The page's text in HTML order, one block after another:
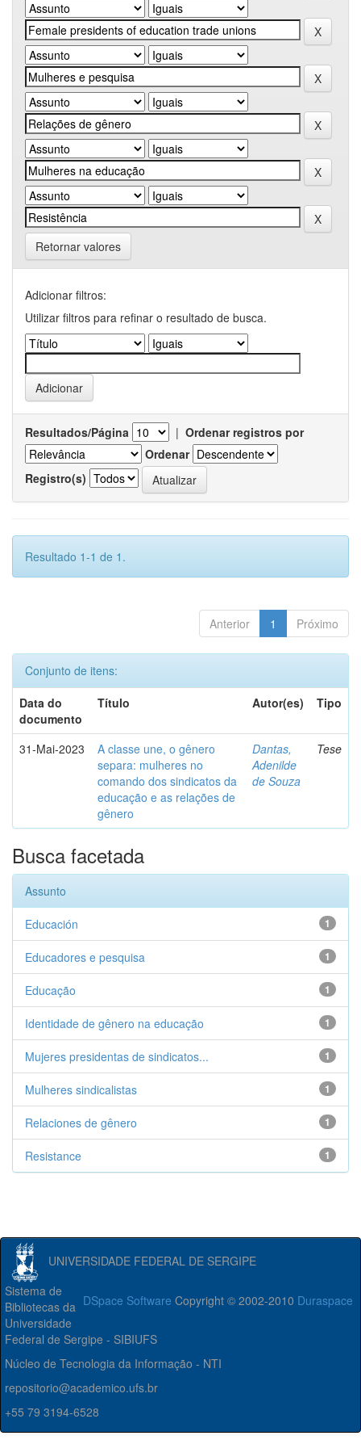
Retornar valores
Adicionar filtros:
Utilizar filtros para refinar o resultado de busca.
Resultados/Página | Ordenar registros por
Ordenar
Registro(s)
Resultado 1-1 de 1.
Anterior 1 Próximo
Conjunto de itens:
Data do
documento
Título Autor(es) Tipo
31-Mai-2023
A classe une, o gênero
separa: mulheres no
comando dos sindicatos da
educação e as relações de
gênero
Dantas,
Adenilde
de Souza
Tese
Busca facetada
Assunto
1
Educación
1
Educadores e pesquisa
1
Educação
1
Identidade de gênero na educação
1
Mujeres presidentas de sindicatos...
1
Mulheres sindicalistas
1
Relaciones de gênero
1
Resistance
UNIVERSIDADE FEDERAL DE SERGIPE
DSpace Software Copyright © 2002-2010 Duraspace
Sistema de
Bibliotecas da
Universidade
Federal de Sergipe - SIBIUFS
Núcleo de Tecnologia da Informação - NTI
repositorio@academico.ufs.br
+55 79 3194-6528